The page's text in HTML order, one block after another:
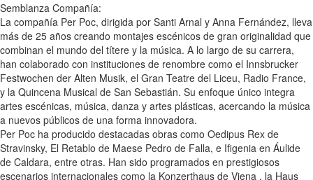
Semblanza Compañía:
La compañía Per Poc, dirigida por Santi Arnal y Anna Fernández, lleva
más de 25 años creando montajes escénicos de gran originalidad que
combinan el mundo del títere y la música. A lo largo de su carrera,
han colaborado con instituciones de renombre como el Innsbrucker
Festwochen der Alten Musik, el Gran Teatre del Liceu, Radio France,
y la Quincena Musical de San Sebastián. Su enfoque único integra
artes escénicas, música, danza y artes plásticas, acercando la música
a nuevos públicos de una forma innovadora.
Per Poc ha producido destacadas obras como Oedipus Rex de
Stravinsky, El Retablo de Maese Pedro de Falla, e Ifigenia en Áulide
de Caldara, entre otras. Han sido programados en prestigiosos
escenarios internacionales como la Konzerthaus de Viena , la Haus